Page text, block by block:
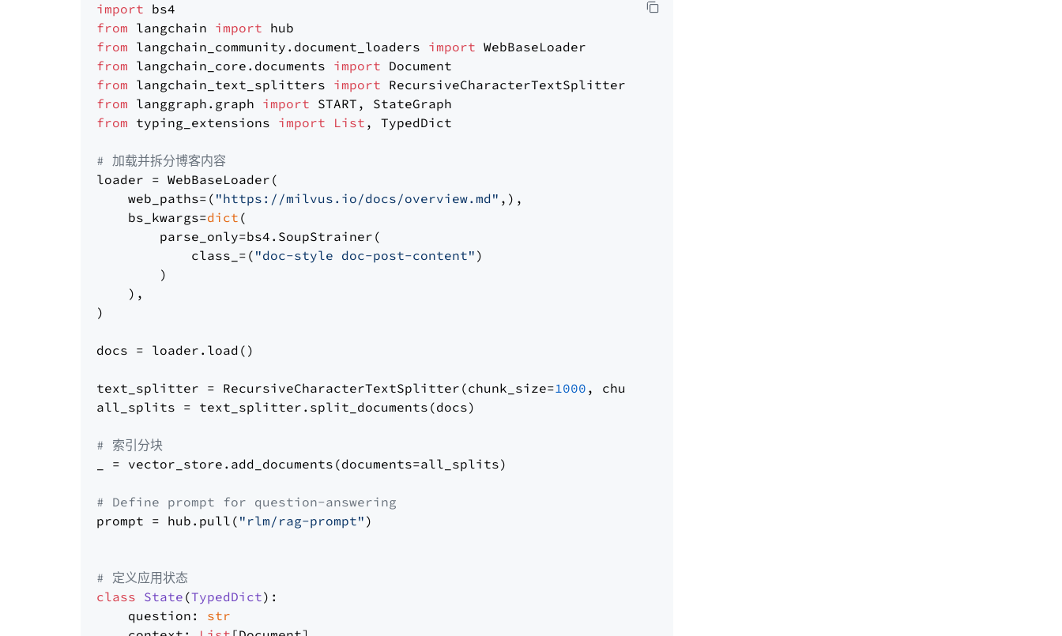
import
from langchain import
from langchain_community.document_loaders import
from langchain_core.documents import
from langchain_text_splitters import
from langgraph.graph import
from typing_extensions import List , TypedDict
# 加载并拆分博客内容
loader = WebBaseLoader(
    web_paths=(
"https://milvus.io/docs/overview.md" ,),
    bs_kwargs=
dict (
        parse_only=bs4.SoupStrainer(
            class_=(
"doc-style doc-post-content" )
        )
    ),
)
docs = loader.load()
text_splitter = RecursiveCharacterTextSplitter(chunk_size=1000 , chunk_overlap=
all_splits = text_splitter.split_documents(docs)
# 索引分块
_ = vector_store.add_documents(documents=all_splits)
# Define prompt for question-answering
prompt = hub.pull( "rlm/rag-prompt" )
# 定义应用状态
class State (TypedDict):
    question:
str